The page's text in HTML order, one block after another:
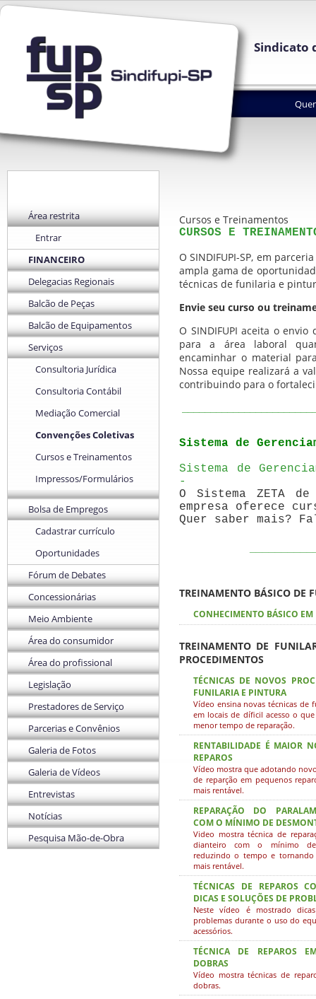
Sindicato
Área restrita
Entrar
FINANCEIRO
Delegacias Regionais
Balcão de Peças
Balcão de Equipamentos
Serviços
Consultoria Jurídica
Consultoria Contábil
Mediação Comercial
Convenções Coletivas
Cursos e Treinamentos
Impressos/Formulários
Bolsa de Empregos
Cadastrar currículo
Oportunidades
Fórum de Debates
Concessionárias
Meio Ambiente
Área do consumidor
Área do profissional
Legislação
Prestadores de Serviço
Parcerias e Convênios
Galeria de Fotos
Galeria de Vídeos
Entrevistas
Notícias
Pesquisa Mão-de-Obra
Cursos e Treinamentos
CURSOS E
O SINDIFUPI-SP, em
ampla gama de
técnicas de funilaria e
Envie seu curso ou
O SINDIFUPI aceita o
para a área laboral
encaminhar o material
Nossa equipe realizará a
contribuindo para o
Sistema de
Sistema de
-
O Sistema ZETA
empresa oferece
Quer saber mais?
TREINAMENTO BÁSICO DE
CONHECIMENTO BÁSICO
TREINAMENTO DE
PROCEDIMENTOS
TÉCNICAS DE NOVOS
FUNILARIA E PINTURA
Vídeo ensina novas técnicas de
em locais de díficil acesso o
menor tempo de reparação.
RENTABILIDADE É MAIOR
REPAROS
Vídeo mostra que adotando
de reparção em pequenos
mais rentável.
REPARAÇÃO DO
COM O MÍNIMO DE
Video mostra técnica de
dianteiro com o mínimo de
reduzindo o tempo e
mais rentável.
TÉCNICAS DE REPAROS
DICAS E SOLUÇÕES DE
Neste vídeo é mostrado
problemas durante o uso do
acessórios.
TÉCNICA DE REPAROS
DOBRAS
Vídeo mostra técnicas de
dobras.